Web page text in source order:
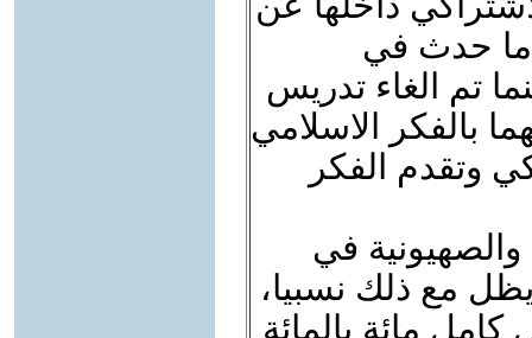
ما حدث في
تم الغاء تدريس
بالفكر الاسلامي
وتقدم الفكر
والصهيونية في
مع ذلك نسبيا،
مائة بالمائة